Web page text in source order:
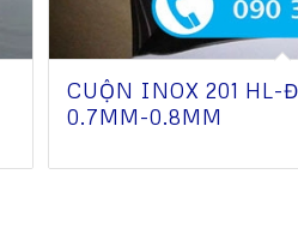
CUỘN INOX 201 HL-
0.7MM-0.8MM